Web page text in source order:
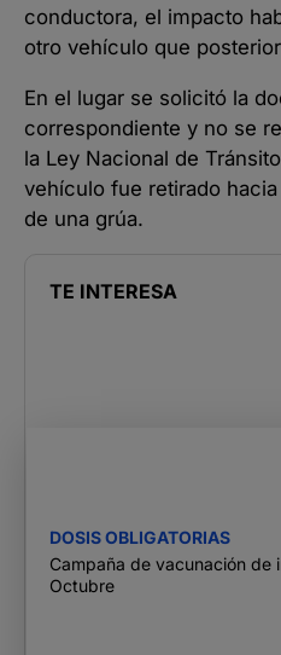
conductora, el impacto
otro vehículo que
En el lugar se solicitó la
correspondiente y no se
la Ley Nacional de
vehículo fue retirado
de una grúa.
TE INTERESA
DOSIS OBLIGATORIAS
Campaña de vacunación de
Octubre